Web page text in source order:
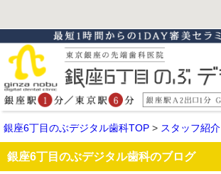
銀座6丁目のぶデジタル歯科TOP > スタッフ紹介
銀座6丁目のぶデジタル歯科のブログ